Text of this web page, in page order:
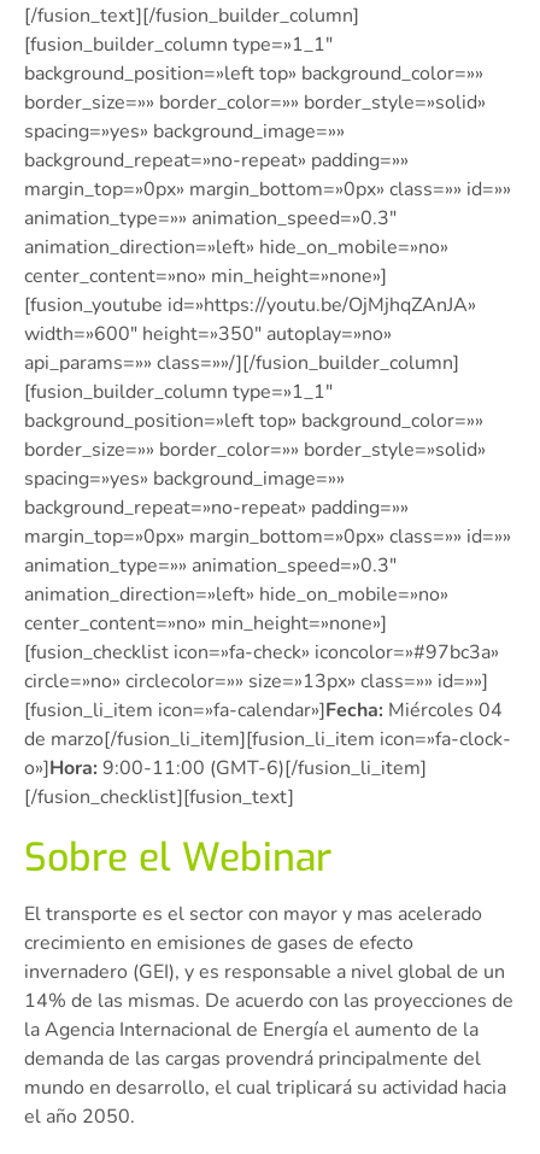
[/fusion_text][/fusion_builder_column]
[fusion_builder_column type=»1_1″
background_position=»left top» background_color=»»
border_size=»» border_color=»» border_style=»solid»
spacing=»yes» background_image=»»
background_repeat=»no-repeat» padding=»»
margin_top=»0px» margin_bottom=»0px» class=»» id=»»
animation_type=»» animation_speed=»0.3″
animation_direction=»left» hide_on_mobile=»no»
center_content=»no» min_height=»none»]
[fusion_youtube id=»https://youtu.be/OjMjhqZAnJA»
width=»600″ height=»350″ autoplay=»no»
api_params=»» class=»»/][/fusion_builder_column]
[fusion_builder_column type=»1_1″
background_position=»left top» background_color=»»
border_size=»» border_color=»» border_style=»solid»
spacing=»yes» background_image=»»
background_repeat=»no-repeat» padding=»»
margin_top=»0px» margin_bottom=»0px» class=»» id=»»
animation_type=»» animation_speed=»0.3″
animation_direction=»left» hide_on_mobile=»no»
center_content=»no» min_height=»none»]
[fusion_checklist icon=»fa-check» iconcolor=»#97bc3a»
circle=»no» circlecolor=»» size=»13px» class=»» id=»»]
[fusion_li_item icon=»fa-calendar»]Fecha: Miércoles 04
de marzo[/fusion_li_item][fusion_li_item icon=»fa-clock-
o»]Hora: 9:00-11:00 (GMT-6)[/fusion_li_item]
[/fusion_checklist][fusion_text]
Sobre el Webinar
El transporte es el sector con mayor y mas acelerado
crecimiento en emisiones de gases de efecto
invernadero (GEI), y es responsable a nivel global de un
14% de las mismas. De acuerdo con las proyecciones de
la Agencia Internacional de Energía el aumento de la
demanda de las cargas provendrá principalmente del
mundo en desarrollo, el cual triplicará su actividad hacia
el año 2050.